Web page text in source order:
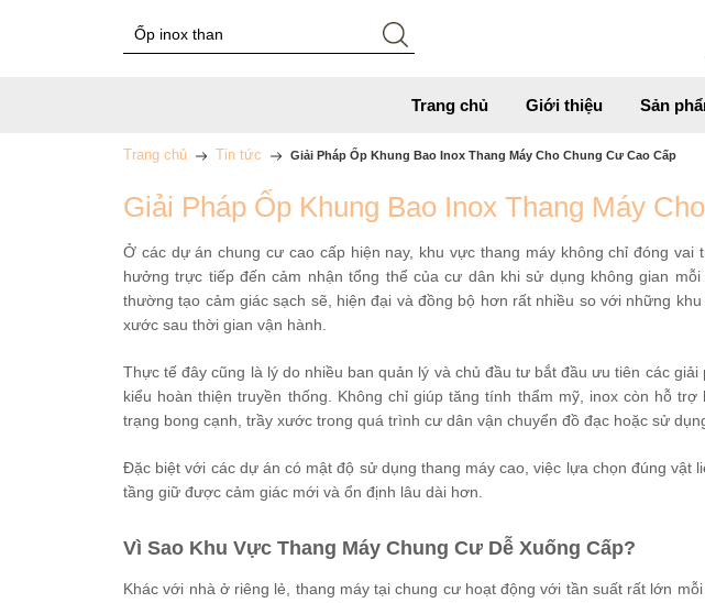
Trang chủ Giới thiệu Sản
Trang chủ Tin tức Giải Pháp Ốp Khung Bao Inox Thang Máy Cho Chung Cư Cao Cấp
Giải Pháp Ốp Khung Bao Inox Thang Máy
Ở các dự án chung cư cao cấp hiện nay, khu vực thang máy không chỉ đóng vai
hưởng trực tiếp đến cảm nhận tổng thể của cư dân khi sử dụng không gian
thường tạo cảm giác sạch sẽ, hiện đại và đồng bộ hơn rất nhiều so với những
xước sau thời gian vận hành.
Thực tế đây cũng là lý do nhiều ban quản lý và chủ đầu tư bắt đầu ưu tiên các
kiểu hoàn thiện truyền thống. Không chỉ giúp tăng tính thẩm mỹ, inox còn hỗ
trạng bong cạnh, trầy xước trong quá trình cư dân vận chuyển đồ đạc hoặc sử
Đặc biệt với các dự án có mật độ sử dụng thang máy cao, việc lựa chọn đúng vật
tầng giữ được cảm giác mới và ổn định lâu dài hơn.
Vì Sao Khu Vực Thang Máy Chung Cư Dễ Xuống Cấp?
Khác với nhà ở riêng lẻ, thang máy tại chung cư hoạt động với tần suất rất lớn